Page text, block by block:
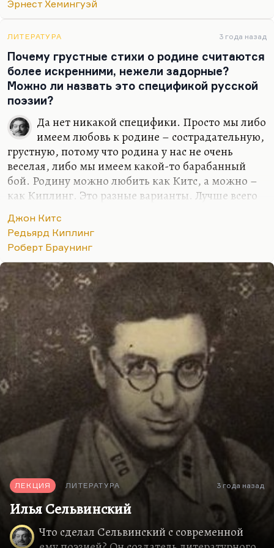
и Мандельштам». Насчет Блока – да, говорю,
точно, не ошибся. А вот насчет Мандельштама –
не знаю. При всем бесконечном…
Эрнест Хемингуэй
ЛИТЕРАТУРА 3 года назад
Почему грустные стихи о родине считаются
более искренними, нежели задорные?
Можно ли назвать это спецификой русской
поэзии?
Да нет никакой специфики. Просто мы либо
имеем любовь к родине – сострадательную,
грустную, потому что родина у нас не очень
веселая, либо мы имеем какой-то барабанный
бой. Родину можно любить как Китс, а можно –
как Киплинг. Это разные варианты. Лучше всего
британский поэт.
Мне кажется, когда вы говорите о любви к
родине, естественно, чтобы эта любовь была
сострадательной, милосердной, умиленной. Но я
бы не хотел, чтобы это была любовь барабанная,
такая марширующая. Это не любовь никакая.
Дело в том, что говорить о родине с чувством
внешней угрозы и ненависти к окружению, – нет,
это не разговор о родине, это стыд. А говорить о
более высоких и…
Джон Китс
Редьярд Киплинг
Роберт Браунинг
ЛЕКЦИЯ ЛИТЕРАТУРА 3 года назад
Илья Сельвинский
Что сделал Сельвинский с современной